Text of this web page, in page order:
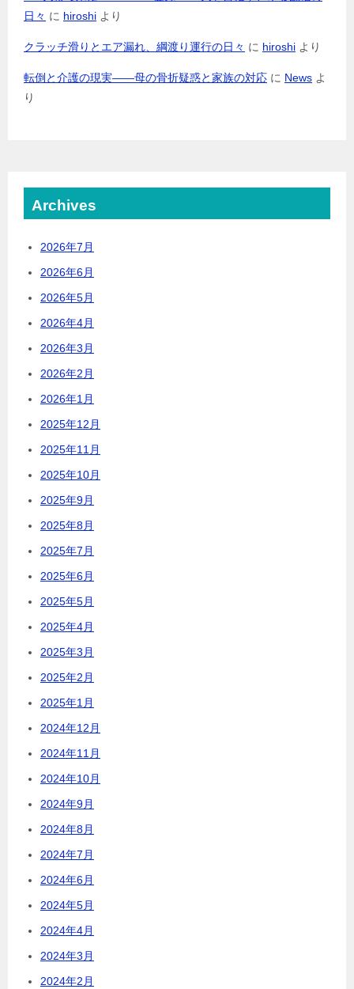
日々 に hiroshi より
クラッチ滑りとエア漏れ、綱渡り運行の日々 に hiroshi より
転倒と介護の現実――母の骨折疑惑と家族の対応 に News よ
り
Archives
2026年7月
2026年6月
2026年5月
2026年4月
2026年3月
2026年2月
2026年1月
2025年12月
2025年11月
2025年10月
2025年9月
2025年8月
2025年7月
2025年6月
2025年5月
2025年4月
2025年3月
2025年2月
2025年1月
2024年12月
2024年11月
2024年10月
2024年9月
2024年8月
2024年7月
2024年6月
2024年5月
2024年4月
2024年3月
2024年2月